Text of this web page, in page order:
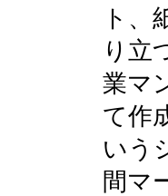
ト、
り立
業マ
て作
いう
間マ